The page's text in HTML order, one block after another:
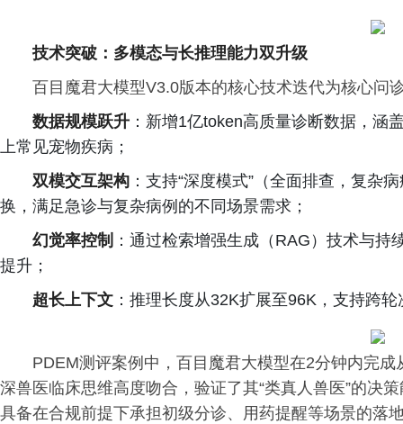
技术突破：多模态与长推理能力双升级
百目魔君大模型V3.0版本的核心技术迭代为核心问
数据规模跃升 ：新增1亿token高质量诊断数据，涵
上常见宠物疾病；
双模交互架构 ：支持“深度模式”（全面排查，复杂
换，满足急诊与复杂病例的不同场景需求；
幻觉率控制 ：通过检索增强生成（RAG）技术与持
提升；
超长上下文 ：推理长度从32K扩展至96K，支持跨
PDEM测评案例中，百目魔君大模型在2分钟内完
深兽医临床思维高度吻合，验证了其“类真人兽医”的决
具备在合规前提下承担初级分诊、用药提醒等场景的落